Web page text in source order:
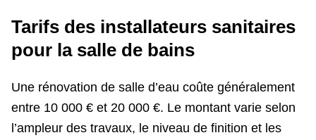
Tarifs des installateurs sanitaires
pour la salle de bains
Une rénovation de salle d’eau coûte généralement
entre 10 000 € et 20 000 €. Le montant varie selon
l’ampleur des travaux, le niveau de finition et les